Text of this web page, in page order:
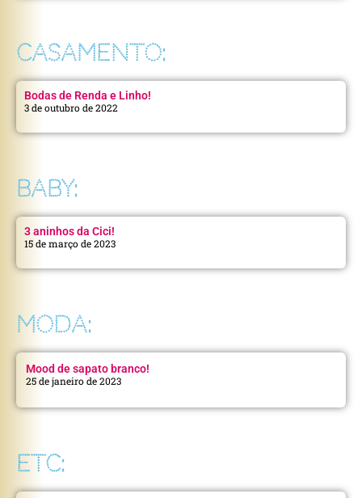
CASAMENTO:
Bodas de Renda e Linho!
3 de outubro de 2022
BABY:
3 aninhos da Cici!
15 de março de 2023
MODA:
Mood de sapato branco!
25 de janeiro de 2023
ETC: